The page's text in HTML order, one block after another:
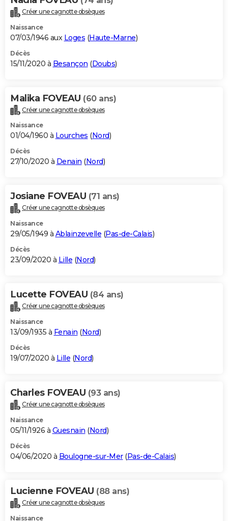
Créer une cagnotte obsèques
Naissance
07/03/1946 aux Loges (Haute-Marne)
Décès
15/11/2020 à Besançon (Doubs)
Malika FOVEAU (60 ans)
Créer une cagnotte obsèques
Naissance
01/04/1960 à Lourches (Nord)
Décès
27/10/2020 à Denain (Nord)
Josiane FOVEAU (71 ans)
Créer une cagnotte obsèques
Naissance
29/05/1949 à Ablainzevelle (Pas-de-Calais)
Décès
23/09/2020 à Lille (Nord)
Lucette FOVEAU (84 ans)
Créer une cagnotte obsèques
Naissance
13/09/1935 à Fenain (Nord)
Décès
19/07/2020 à Lille (Nord)
Charles FOVEAU (93 ans)
Créer une cagnotte obsèques
Naissance
05/11/1926 à Guesnain (Nord)
Décès
04/06/2020 à Boulogne-sur-Mer(Pas-de-Calais)
Lucienne FOVEAU (88 ans)
Créer une cagnotte obsèques
Naissance